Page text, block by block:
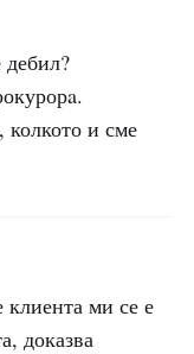
колкото и сме
клиента ми се е
доказва